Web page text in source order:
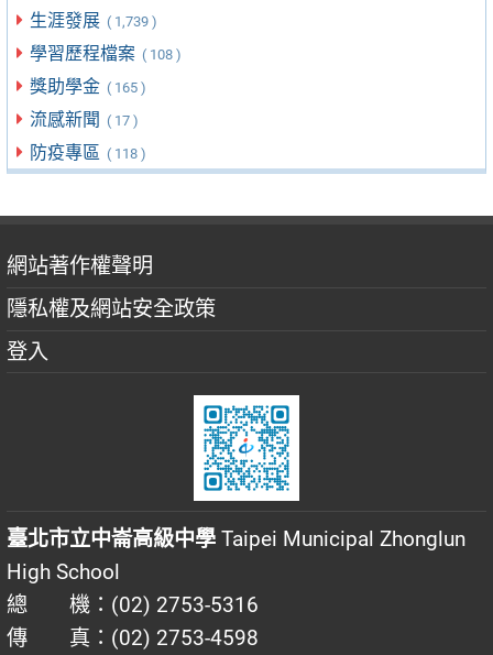
生涯發展 ( 1,739 )
學習歷程檔案 ( 108 )
獎助學金 ( 165 )
流感新聞 ( 17 )
防疫專區 ( 118 )
網站著作權聲明
隱私權及網站安全政策
登入
臺北市立中崙高級中學 Taipei Municipal Zhonglun
High School
總 機：(02) 2753-5316
傳 真：(02) 2753-4598